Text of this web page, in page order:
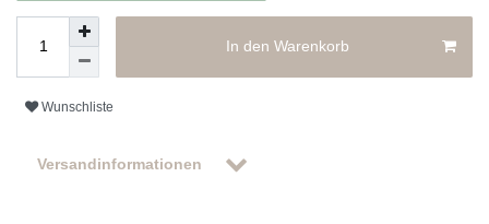
In den Warenkorb
Wunschliste
Versandinformationen